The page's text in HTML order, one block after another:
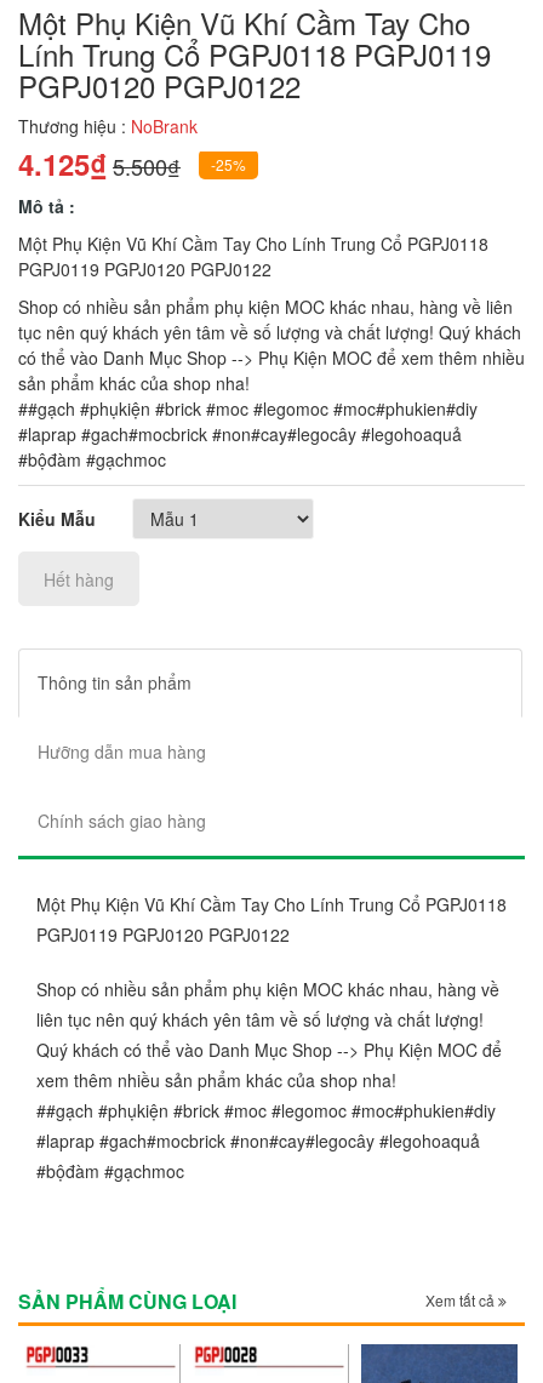
Một Phụ Kiện Vũ Khí Cầm Tay Cho
Lính Trung Cổ PGPJ0118 PGPJ0119
PGPJ0120 PGPJ0122
Thương hiệu : NoBrank
4.125₫5.500₫ -25%
Mô tả :
Một Phụ Kiện Vũ Khí Cầm Tay Cho Lính Trung Cổ PGPJ0118
PGPJ0119 PGPJ0120 PGPJ0122
Shop có nhiều sản phẩm phụ kiện MOC khác nhau, hàng về liên
tục nên quý khách yên tâm về số lượng và chất lượng! Quý khách
có thể vào Danh Mục Shop --> Phụ Kiện MOC để xem thêm nhiều
sản phẩm khác của shop nha!
##gạch #phụkiện #brick #moc #legomoc #moc#phukien#diy
#laprap #gach#mocbrick #non#cay#legocây #legohoaquả
#bộđàm #gạchmoc
Kiểu Mẫu
Hết hàng
Thông tin sản phẩm
Hưỡng dẫn mua hàng
Chính sách giao hàng
Một Phụ Kiện Vũ Khí Cầm Tay Cho Lính Trung Cổ PGPJ0118
PGPJ0119 PGPJ0120 PGPJ0122
Shop có nhiều sản phẩm phụ kiện MOC khác nhau, hàng về
liên tục nên quý khách yên tâm về số lượng và chất lượng!
Quý khách có thể vào Danh Mục Shop --> Phụ Kiện MOC để
xem thêm nhiều sản phẩm khác của shop nha!
##gạch #phụkiện #brick #moc #legomoc #moc#phukien#diy
#laprap #gach#mocbrick #non#cay#legocây #legohoaquả
#bộđàm #gạchmoc
SẢN PHẨM CÙNG LOẠI Xem tất cả